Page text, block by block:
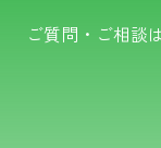
ご質問・ご相談